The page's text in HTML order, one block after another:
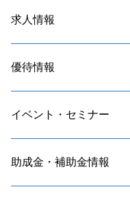
求人情報
優待情報
イベント・セミナー
助成金・補助金情報